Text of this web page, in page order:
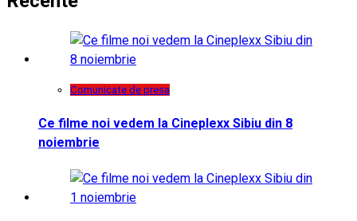
Comunicate de presa
Ce filme noi vedem la Cineplexx Sibiu din 8
noiembrie